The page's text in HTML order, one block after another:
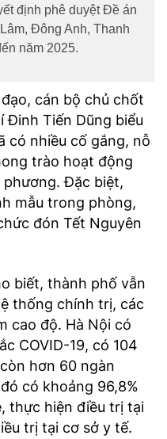
định phê duyệt Đề án
Đông Anh, Thanh
năm 2025.
cán bộ chủ chốt
Đinh Tiến Dũng biểu
có nhiều cố gắng, nỗ
trào hoạt động
Đặc biệt,
mẫu trong phòng,
đón Tết Nguyên
biết, thành phố vẫn
thống chính trị, các
cao độ. Hà Nội có
COVID-19, có 104
hơn 60 ngàn
có khoảng 96,8%
thực hiện điều trị tại
trị tại cơ sở y tế.